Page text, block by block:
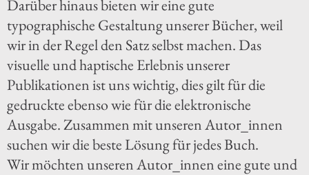
Darüber hinaus bieten wir eine gute
typographische Gestaltung unserer Bücher, weil
wir in der Regel den Satz selbst machen. Das
visuelle und haptische Erlebnis unserer
Publikationen ist uns wichtig, dies gilt für die
gedruckte ebenso wie für die elektronische
Ausgabe. Zusammen mit unseren Autor_innen
suchen wir die beste Lösung für jedes Buch.
Wir möchten unseren Autor_innen eine gute und